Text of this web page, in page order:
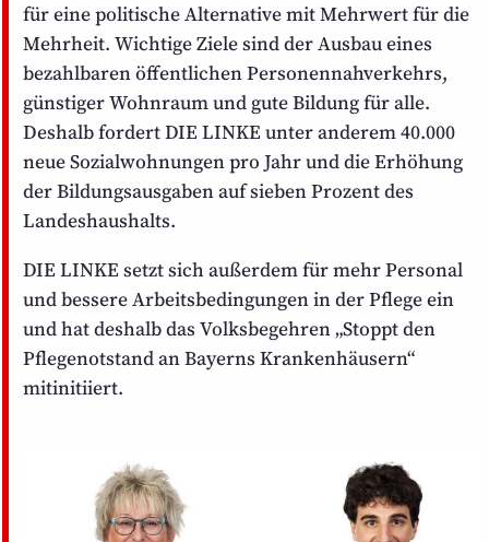
für eine politische Alternative mit Mehrwert für die
Mehrheit. Wichtige Ziele sind der Ausbau eines
bezahlbaren öffentlichen Personen­nahverkehrs,
günstiger Wohnraum und gute Bildung für alle.
Deshalb fordert DIE LINKE unter anderem 40.000
neue Sozial­wohnungen pro Jahr und die Erhöhung
der Bildungs­ausgaben auf sieben Prozent des
Landeshaushalts.
DIE LINKE setzt sich außerdem für mehr Personal
und bessere Arbeits­bedingungen in der Pflege ein
und hat deshalb das Volks­begehren „Stoppt den
Pflege­notstand an Bayerns Kranken­häusern“
mitinitiiert.